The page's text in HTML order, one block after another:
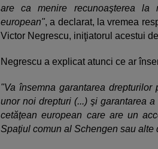
are ca menire recunoaşterea la
european", a declarat, la vremea
Victor Negrescu, iniţiatorul acestui
Negrescu a explicat atunci ce ar
"Va însemna garantarea
unor noi drepturi (...) şi garantarea
cetăţean european care are un
Spaţiul comun al Schengen sau alte